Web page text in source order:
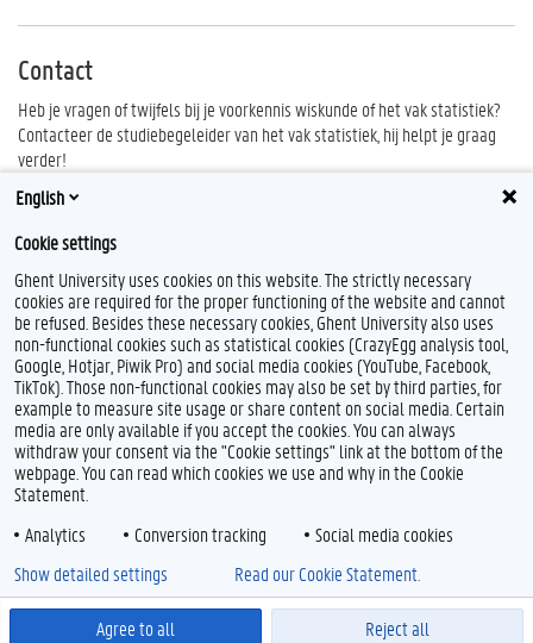
Contact
Heb je vragen of twijfels bij je voorkennis wiskunde of het vak statistiek?
Contacteer de studiebegeleider van het vak statistiek, hij helpt je graag
verder!
Gert Van Der Goten
Gert.VanderGoten@UGent.be
L
i
n
k
e
d
n
I
n
s
t
a
g
r
Feedback
Privacy
Disclaimer
Toegankelijkheid
© 2026 Universiteit Gent
English
Cookie settings
Ghent University uses cookies on this website. The strictly necessary
cookies are required for the proper functioning of the website and cannot
be refused. Besides these necessary cookies, Ghent University also uses
non-functional cookies such as statistical cookies (CrazyEgg analysis tool,
Google, Hotjar, Piwik Pro) and social media cookies (YouTube, Facebook,
TikTok). Those non-functional cookies may also be set by third parties, for
example to measure site usage or share content on social media. Certain
media are only available if you accept the cookies. You can always
withdraw your consent via the "Cookie settings" link at the bottom of the
webpage. You can read which cookies we use and why in the Cookie
Statement.
Analytics
Conversion tracking Social media cookies
Agree to all Reject all
Show detailed settings Read our Cookie Statement.